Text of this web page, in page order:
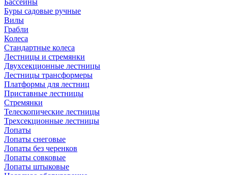
Бассейны
Буры садовые ручные
Вилы
Грабли
Колеса
Стандартные колеса
Лестницы и стремянки
Двухсекционные лестницы
Лестницы трансформеры
Платформы для лестниц
Приставные лестницы
Стремянки
Телескопические лестницы
Трехсекционные лестницы
Лопаты
Лопаты снеговые
Лопаты без черенков
Лопаты совковые
Лопаты штыковые